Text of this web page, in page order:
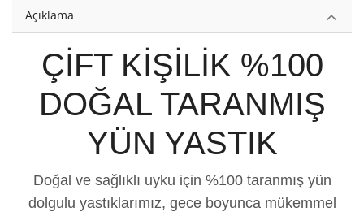
Açıklama
ÇİFT KİŞİLİK %100
DOĞAL TARANMIŞ
YÜN YASTIK
Doğal ve sağlıklı uyku için %100 taranmış yün
dolgulu yastıklarımız, gece boyunca mükemmel